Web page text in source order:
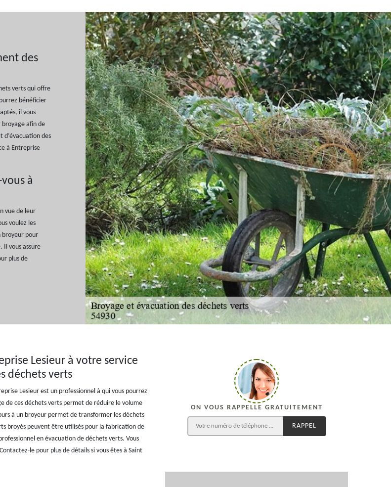
des
verts qui offre
bénéficier
il vous
broyage afin de
d’évacuation des
à Entreprise
à
vue de leur
voulez les
broyeur pour
Il vous assure
plus de
Lesieur à votre service
déchets verts
Lesieur est un professionnel à qui vous pourrez
de ces déchets verts permet de réduire le volume
à un broyeur permet de transformer les déchets
broyés peuvent être utilisés pour la fabrication de
en évacuation de déchets verts. Vous
le pour plus de détails si vous êtes à Saint
ON VOUS RAPPELLE GRATUITEMENT